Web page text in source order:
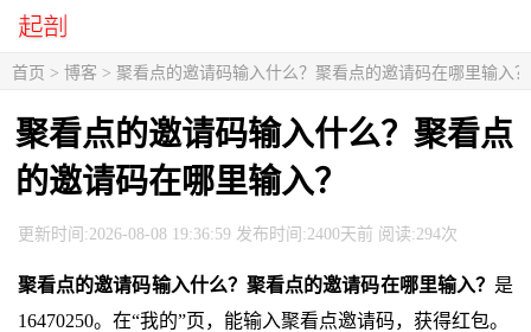
首页 > 博客 > 聚看点的邀请码输入什么？聚看点的邀请码在哪里输入？
聚看点的邀请码输入什么？聚看点
的邀请码在哪里输入？
更新时间:2026-08-08 19:36:59 发布时间:2400天前 阅读:294次
聚看点的邀请码输入什么？聚看点的邀请码在哪里输入？ 是
16470250。在“我的”页，能输入聚看点邀请码，获得红包。